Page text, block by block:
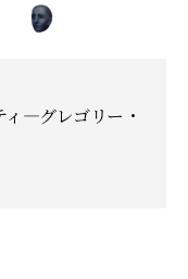
—グレゴリー・